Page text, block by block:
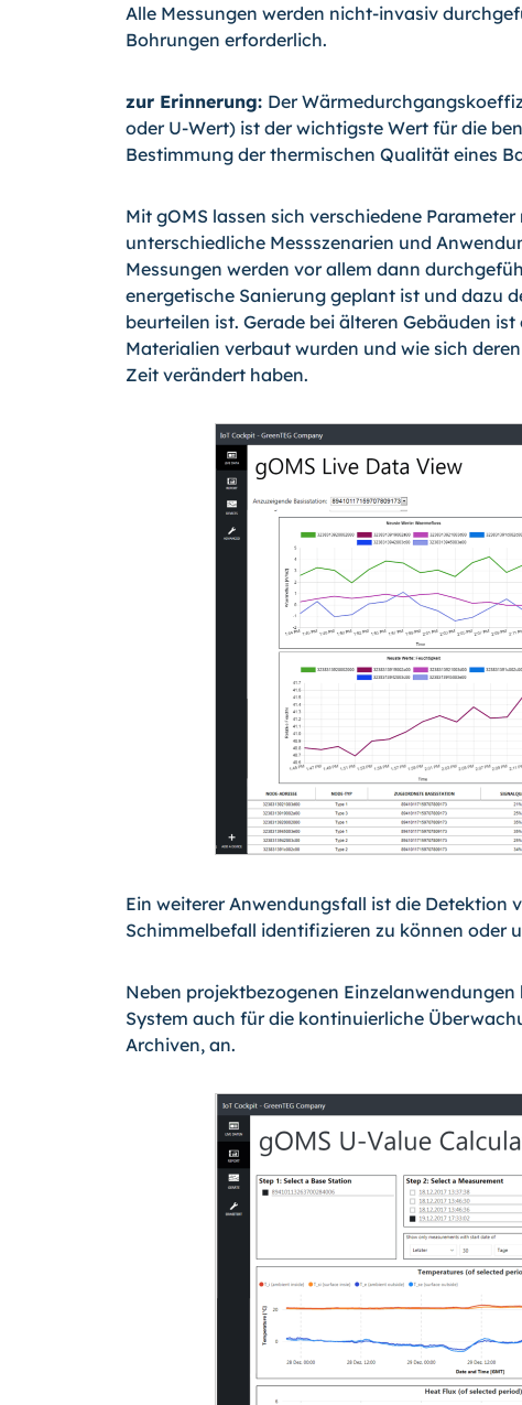
Alle Messungen werden nicht-invasiv
Bohrungen erforderlich.
zur Erinnerung: Der
oder U-Wert) ist der wichtigste Wert für die
Bestimmung der thermischen Qualität eines
Mit gOMS lassen sich verschiedene Parameter
unterschiedliche Messszenarien und
Messungen werden vor allem dann
energetische Sanierung geplant ist und dazu
beurteilen ist. Gerade bei älteren Gebäuden
Materialien verbaut wurden und wie sich
Zeit verändert haben.
Ein weiterer Anwendungsfall ist die Detektion
Schimmelbefall identifizieren zu können oder
Neben projektbezogenen
System auch für die kontinuierliche
Archiven, an.